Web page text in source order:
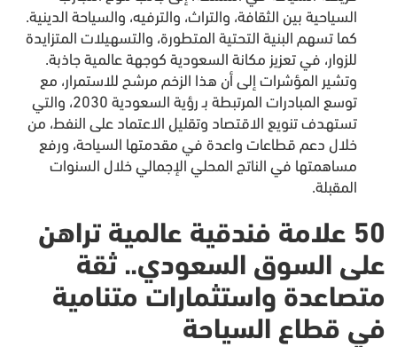
السياحية بين الثقافة، والتراث، والترفيه، والسياحة الدينية.
كما تسهم البنية التحتية المتطورة، والتسهيلات المتزايدة
للزوار، في تعزيز مكانة السعودية كوجهة عالمية جاذبة.
وتشير المؤشرات إلى أن هذا الزخم مرشح للاستمرار، مع
توسع المبادرات المرتبطة بـ رؤية السعودية 2030، والتي
تستهدف تنويع الاقتصاد وتقليل الاعتماد على النفط، من
خلال دعم قطاعات واعدة في مقدمتها السياحة، ورفع
مساهمتها في الناتج المحلي الإجمالي خلال السنوات
المقبلة.
50 علامة فندقية عالمية تراهن
على السوق السعودي.. ثقة
متصاعدة واستثمارات متنامية
في قطاع السياحة